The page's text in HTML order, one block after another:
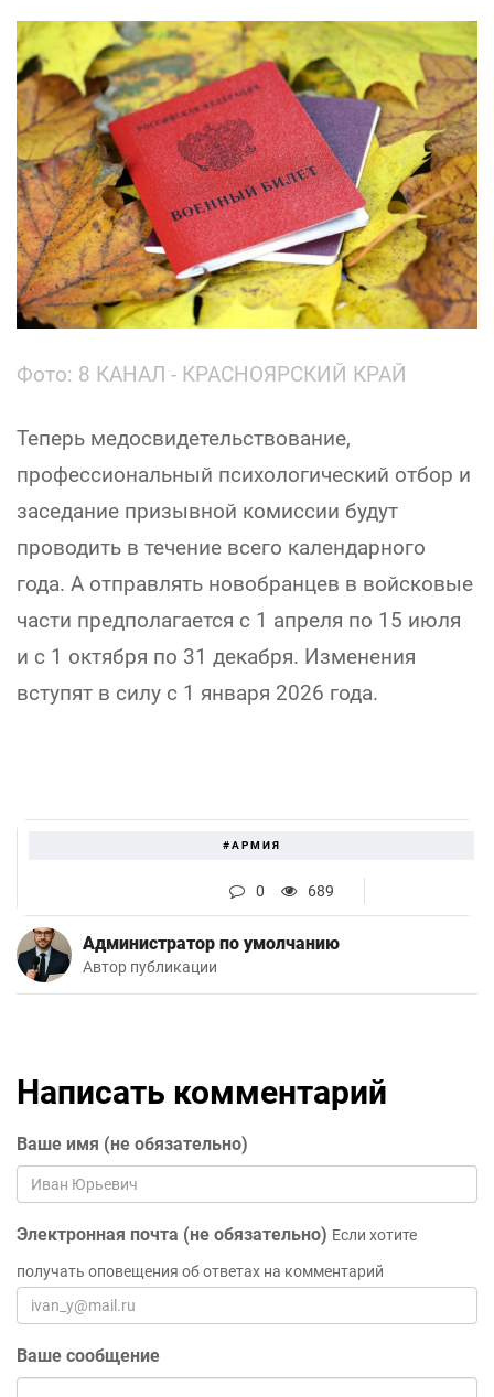
Фото: 8 КАНАЛ - КРАСНОЯРСКИЙ КРАЙ
Теперь медосвидетельствование,
профессиональный психологический отбор и
заседание призывной комиссии будут
проводить в течение всего календарного
года. А отправлять новобранцев в войсковые
части предполагается с 1 апреля по 15 июля
и с 1 октября по 31 декабря. Изменения
вступят в силу с 1 января 2026 года.
#АРМИЯ
0 689
Администратор по умолчанию
Автор публикации
Написать комментарий
Ваше имя (не обязательно)
Электронная почта (не обязательно) Если хотите
получать оповещения об ответах на комментарий
Ваше сообщение